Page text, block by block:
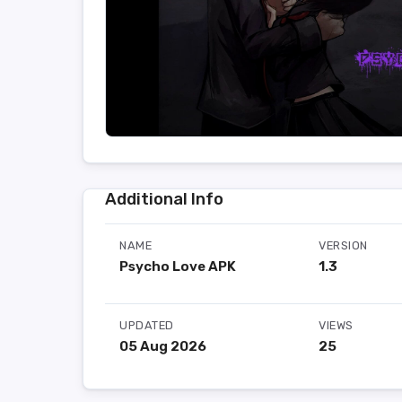
Additional Info
NAME
Psycho Love APK
VERSION
1.3
UPDATED
05 Aug 2026
VIEWS
25